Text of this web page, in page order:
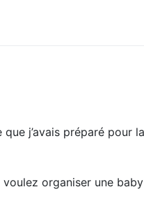
j’avais préparé pour
organiser une